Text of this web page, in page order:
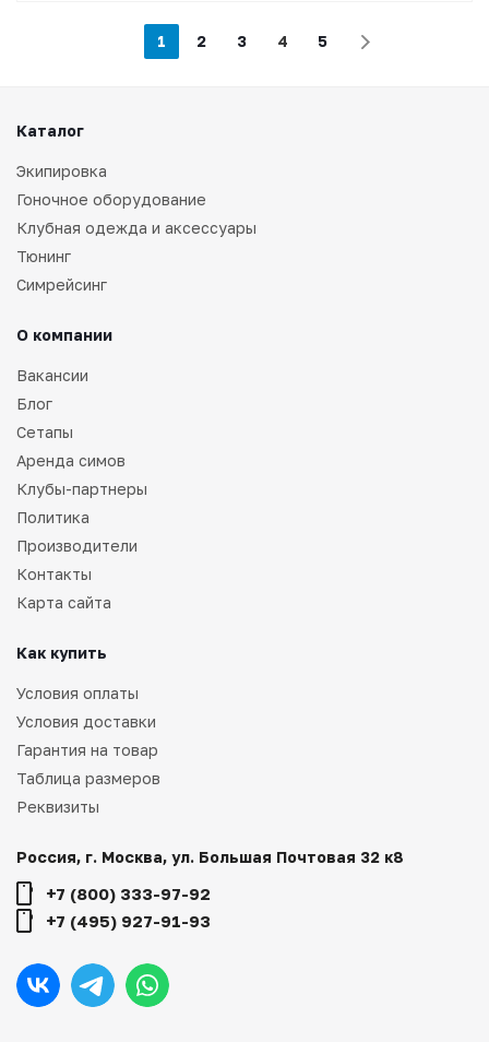
1 2 3 4 5
Каталог
Экипировка
Гоночное оборудование
Клубная одежда и аксессуары
Тюнинг
Симрейсинг
О компании
Вакансии
Блог
Сетапы
Аренда симов
Клубы-партнеры
Политика
Производители
Контакты
Карта сайта
Как купить
Условия оплаты
Условия доставки
Гарантия на товар
Таблица размеров
Реквизиты
Россия, г. Москва, ул. Большая Почтовая 32 к8
+7 (800) 333-97-92
+7 (495) 927-91-93